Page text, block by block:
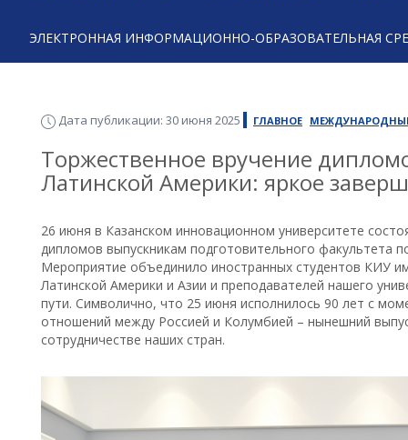
ЭЛЕКТРОННАЯ ИНФОРМАЦИОННО-ОБРАЗОВАТЕЛЬНАЯ
Дата публикации: 30 июня 2025 ГЛАВНОЕ
Торжественное вручение
Латинской Америки: яркое
26 июня в Казанском инновационном университете
дипломов выпускникам подготовительного факультета
Мероприятие объединило иностранных студентов КИУ
Латинской Америки и Азии и преподавателей нашего
пути. Символично, что 25 июня исполнилось 90 лет с
отношений между Россией и Колумбией – нынешний
сотрудничестве наших стран.